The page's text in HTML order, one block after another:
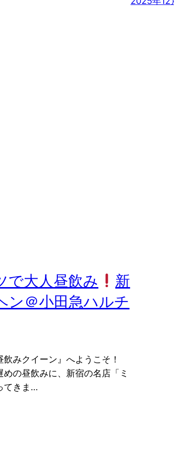
で大人昼飲み
新
ン＠小田急ハルチ
みクイーン』へようこそ！
の昼飲みに、新宿の名店「ミ
てきま…